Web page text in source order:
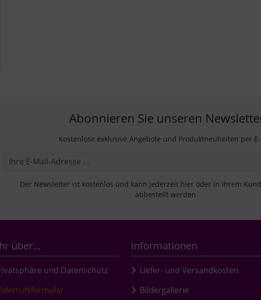
Abonnieren Sie unseren
Kostenlose exklusive Angebote und Produktneuheiten per
Der Newsletter ist kostenlos und kann jederzeit hier oder in Ihrem
abbestellt werden.
über...
und Datenschutz
Informationen
Liefer- und Versandkosten
Bildergallerie